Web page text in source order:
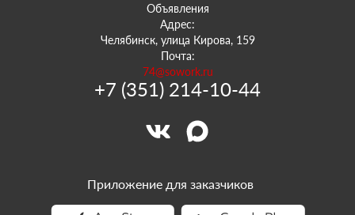
Объявления
Адрес:
Челябинск, улица Кирова, 159
Почта:
74@sowork.ru
+7 (351) 214-10-44
Приложение для заказчиков